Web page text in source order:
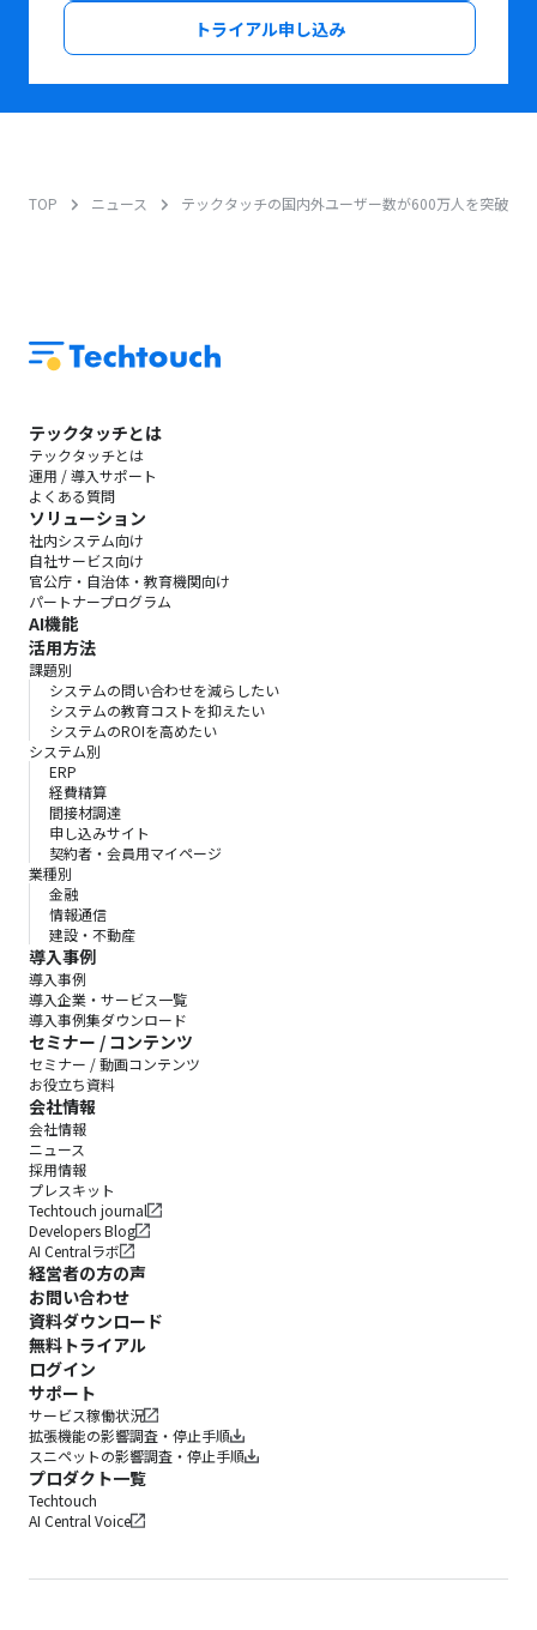
トライアル申し込み
TOP ニュース テックタッチの国内外ユーザー数が600万人を突破し
テックタッチとは
テックタッチとは
運用 / 導入サポート
よくある質問
ソリューション
社内システム向け
自社サービス向け
官公庁・自治体・教育機関向け
パートナープログラム
AI機能
活用方法
課題別
システムの問い合わせを減らしたい
システムの教育コストを抑えたい
システムのROIを高めたい
システム別
ERP
経費精算
間接材調達
申し込みサイト
契約者・会員用マイページ
業種別
金融
情報通信
建設・不動産
導入事例
導入事例
導入企業・サービス一覧
導入事例集ダウンロード
セミナー / コンテンツ
セミナー / 動画コンテンツ
お役立ち資料
会社情報
会社情報
ニュース
採用情報
プレスキット
Techtouch journal
Developers Blog
AI Centralラボ
経営者の方の声
お問い合わせ
資料ダウンロード
無料トライアル
ログイン
サポート
サービス稼働状況
拡張機能の影響調査・停止手順
スニペットの影響調査・停止手順
プロダクト一覧
Techtouch
AI Central Voice